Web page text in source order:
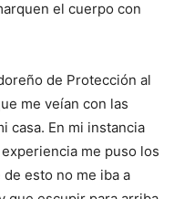
el cuerpo con
de Protección al
me veían con las
casa. En mi instancia
me puso los
esto no me iba a